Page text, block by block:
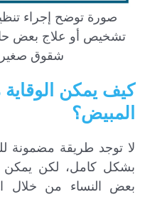
صورة توضح إجراء
تشخيص أو علاج بعض
شقوق
كيف يمكن
المبيض؟
لا توجد طريقة مضمونة
بشكل كامل، لكن يمكن
بعض النساء من